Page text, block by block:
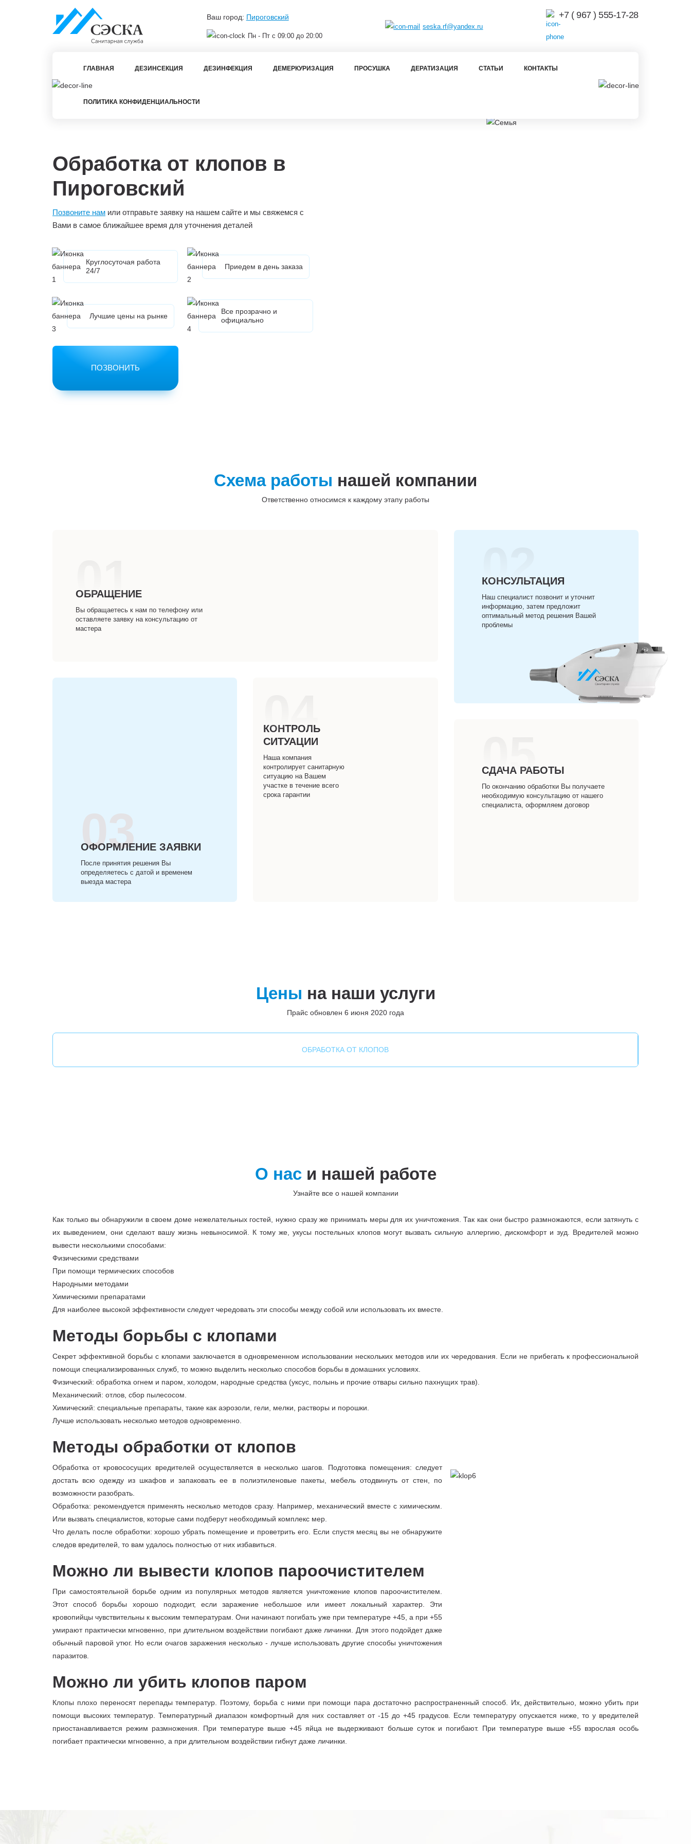
Ваш город: Пироговский
Пн - Пт с 09:00 до 20:00
seska.rf@yandex.ru
+7 ( 967 ) 555-17-28
ГЛАВНАЯ ДЕЗИНСЕКЦИЯ ДЕЗИНФЕКЦИЯ ДЕМЕРКУРИЗАЦИЯ ПРОСУШКА ДЕРАТИЗАЦИЯ СТАТЬИ КОНТАКТЫ
ПОЛИТИКА КОНФИДЕНЦИАЛЬНОСТИ
Обработка от клопов в
Пироговский
Позвоните нам или отправьте заявку на нашем сайте и мы свяжемся с
Вами в самое ближайшее время для уточнения деталей
Круглосуточая работа
24/7
Приедем в день заказа
Лучшие цены на рынке
Все прозрачно и
официально
ПОЗВОНИТЬ
Схема работы нашей компании
Ответственно относимся к каждому этапу работы
01
ОБРАЩЕНИЕ
Вы обращаетесь к нам по телефону или
оставляете заявку на консультацию от
мастера
02
КОНСУЛЬТАЦИЯ
Наш специалист позвонит и уточнит
информацию, затем предложит
оптимальный метод решения Вашей
проблемы
03
ОФОРМЛЕНИЕ ЗАЯВКИ
После принятия решения Вы
определяетесь с датой и временем
выезда мастера
04
КОНТРОЛЬ
СИТУАЦИИ
Наша компания
контролирует санитарную
ситуацию на Вашем
участке в течение всего
срока гарантии
05
СДАЧА РАБОТЫ
По окончанию обработки Вы получаете
необходимую консультацию от нашего
специалиста, оформляем договор
Цены на наши услуги
Прайс обновлен 6 июня 2020 года
ОБРАБОТКА ОТ КЛОПОВ
О наси нашей работе
Узнайте все о нашей компании
Как только вы обнаружили в своем доме нежелательных гостей, нужно сразу же принимать меры для их уничтожения. Так как они быстро размножаются, если затянуть с
их выведением, они сделают вашу жизнь невыносимой. К тому же, укусы постельных клопов могут вызвать сильную аллергию, дискомфорт и зуд. Вредителей можно
вывести несколькими способами:
Физическими средствами
При помощи термических способов
Народными методами
Химическими препаратами
Для наиболее высокой эффективности следует чередовать эти способы между собой или использовать их вместе.
Методы борьбы с клопами
Секрет эффективной борьбы с клопами заключается в одновременном использовании нескольких методов или их чередования. Если не прибегать к профессиональной
помощи специализированных служб, то можно выделить несколько способов борьбы в домашних условиях.
Физический: обработка огнем и паром, холодом, народные средства (уксус, полынь и прочие отвары сильно пахнущих трав).
Механический: отлов, сбор пылесосом.
Химический: специальные препараты, такие как аэрозоли, гели, мелки, растворы и порошки.
Лучше использовать несколько методов одновременно.
Методы обработки от клопов
Обработка от кровососущих вредителей осуществляется в несколько шагов. Подготовка помещения: следует
достать всю одежду из шкафов и запаковать ее в полиэтиленовые пакеты, мебель отодвинуть от стен, по
возможности разобрать.
Обработка: рекомендуется применять несколько методов сразу. Например, механический вместе с химическим.
Или вызвать специалистов, которые сами подберут необходимый комплекс мер.
Что делать после обработки: хорошо убрать помещение и проветрить его. Если спустя месяц вы не обнаружите
следов вредителей, то вам удалось полностью от них избавиться.
Можно ли вывести клопов пароочистителем
При самостоятельной борьбе одним из популярных методов является уничтожение клопов пароочистителем.
Этот способ борьбы хорошо подходит, если заражение небольшое или имеет локальный характер. Эти
кровопийцы чувствительны к высоким температурам. Они начинают погибать уже при температуре +45, а при +55
умирают практически мгновенно, при длительном воздействии погибают даже личинки. Для этого подойдет даже
обычный паровой утюг. Но если очагов заражения несколько - лучше использовать другие способы уничтожения
паразитов.
Можно ли убить клопов паром
Клопы плохо переносят перепады температур. Поэтому, борьба с ними при помощи пара достаточно распространенный способ. Их, действительно, можно убить при
помощи высоких температур. Температурный диапазон комфортный для них составляет от -15 до +45 градусов. Если температуру опускается ниже, то у вредителей
приостанавливается режим размножения. При температуре выше +45 яйца не выдерживают больше суток и погибают. При температуре выше +55 взрослая особь
погибает практически мгновенно, а при длительном воздействии гибнут даже личинки.